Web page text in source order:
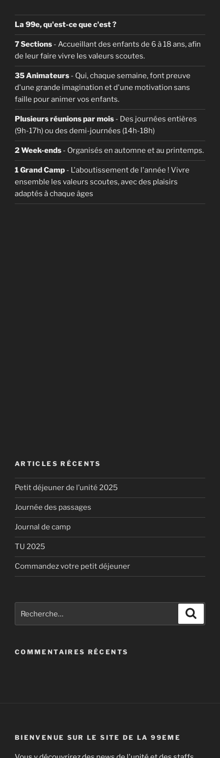
La 99e, qu'est-ce que c'est ?
7 Sections - Accueillant des enfants de 6 à 18 ans, afin
de leur faire vivre les valeurs scoutes.
35 Animateurs - Qui, chaque semaine, font preuve
d'une grande imagination et d'une motivation sans
faille pour animer vos enfants.
Plusieurs réunions par mois - Des journées entières
(9h-17h) ou des demi-journées (14h-18h)
2 Week-ends - Organisés en automne et au printemps.
1 Grand Camp - L'aboutissement de l'année ! Vivre
ensemble les valeurs scoutes, avec des plaisirs
adaptés à chaque âges
ARTICLES RÉCENTS
Petit déjeuner de l’unité 2025
Journée des passages
Journal de camp
TU 2025
Commandez votre petit déjeuner
COMMENTAIRES RÉCENTS
BIENVENUE SUR LE SITE DE LA 99EME